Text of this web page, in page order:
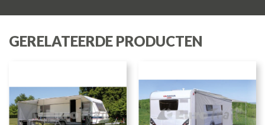
GERELATEERDE PRODUCTEN